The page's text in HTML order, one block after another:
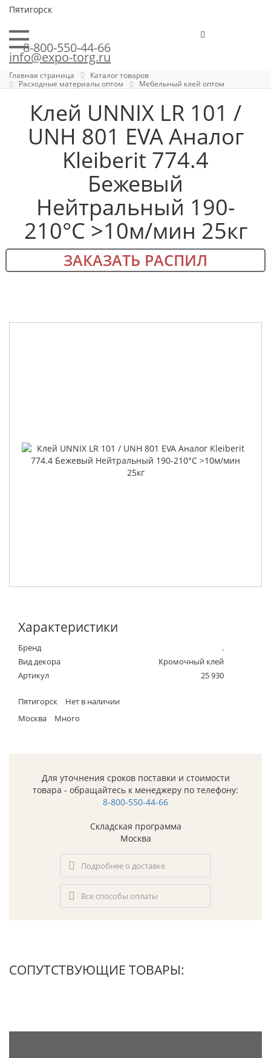
Пятигорск
8-800-550-44-66
info@expo-torg.ru
Главная страница
Каталог товаров
Расходные материалы оптом
Мебельный клей оптом
Клей UNNIX LR 101 /
UNH 801 EVA Аналог
Kleiberit 774.4
Бежевый
Нейтральный 190-
210°С >10м/мин 25кг
ЗАКАЗАТЬ РАСПИЛ
Характеристики
Бренд
.
Вид декора
Кромочный клей
Артикул
25 930
Пятигорск
Нет в наличии
Москва
Много
Для уточнения сроков поставки и стоимости
товара - обращайтесь к менеджеру по телефону:
8-800-550-44-66
Складская программа
Москва
Подробнее о доставке
Все способы оплаты
СОПУТСТВУЮЩИЕ ТОВАРЫ: